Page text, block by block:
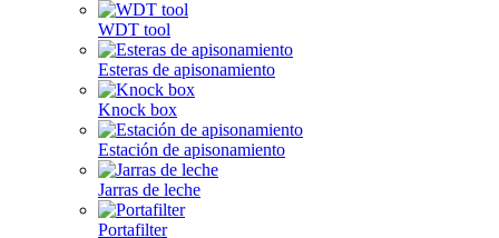
WDT tool
Esteras de apisonamiento
Knock box
Estación de apisonamiento
Jarras de leche
Portafilter